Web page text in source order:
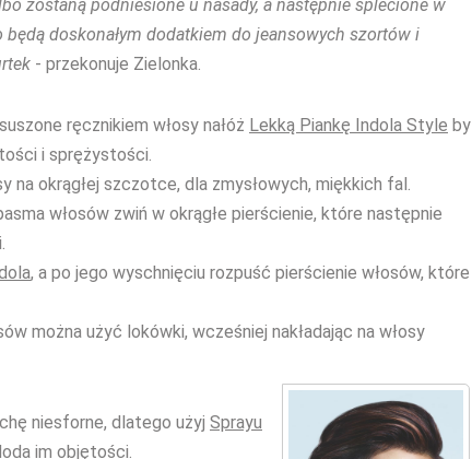
zostaną podniesione u nasady, a następnie splecione w
będą doskonałym dodatkiem do jeansowych szortów i
- przekonuje Zielonka.
ręcznikiem włosy nałóż Lekką Piankę Indola Style by
i sprężystości.
na okrągłej szczotce, dla zmysłowych, miękkich fal.
włosów zwiń w okrągłe pierścienie, które następnie
, a po jego wyschnięciu rozpuść pierścienie włosów, które
można użyć lokówki, wcześniej nakładając na włosy
niesforne, dlatego użyj Sprayu
im objętości.